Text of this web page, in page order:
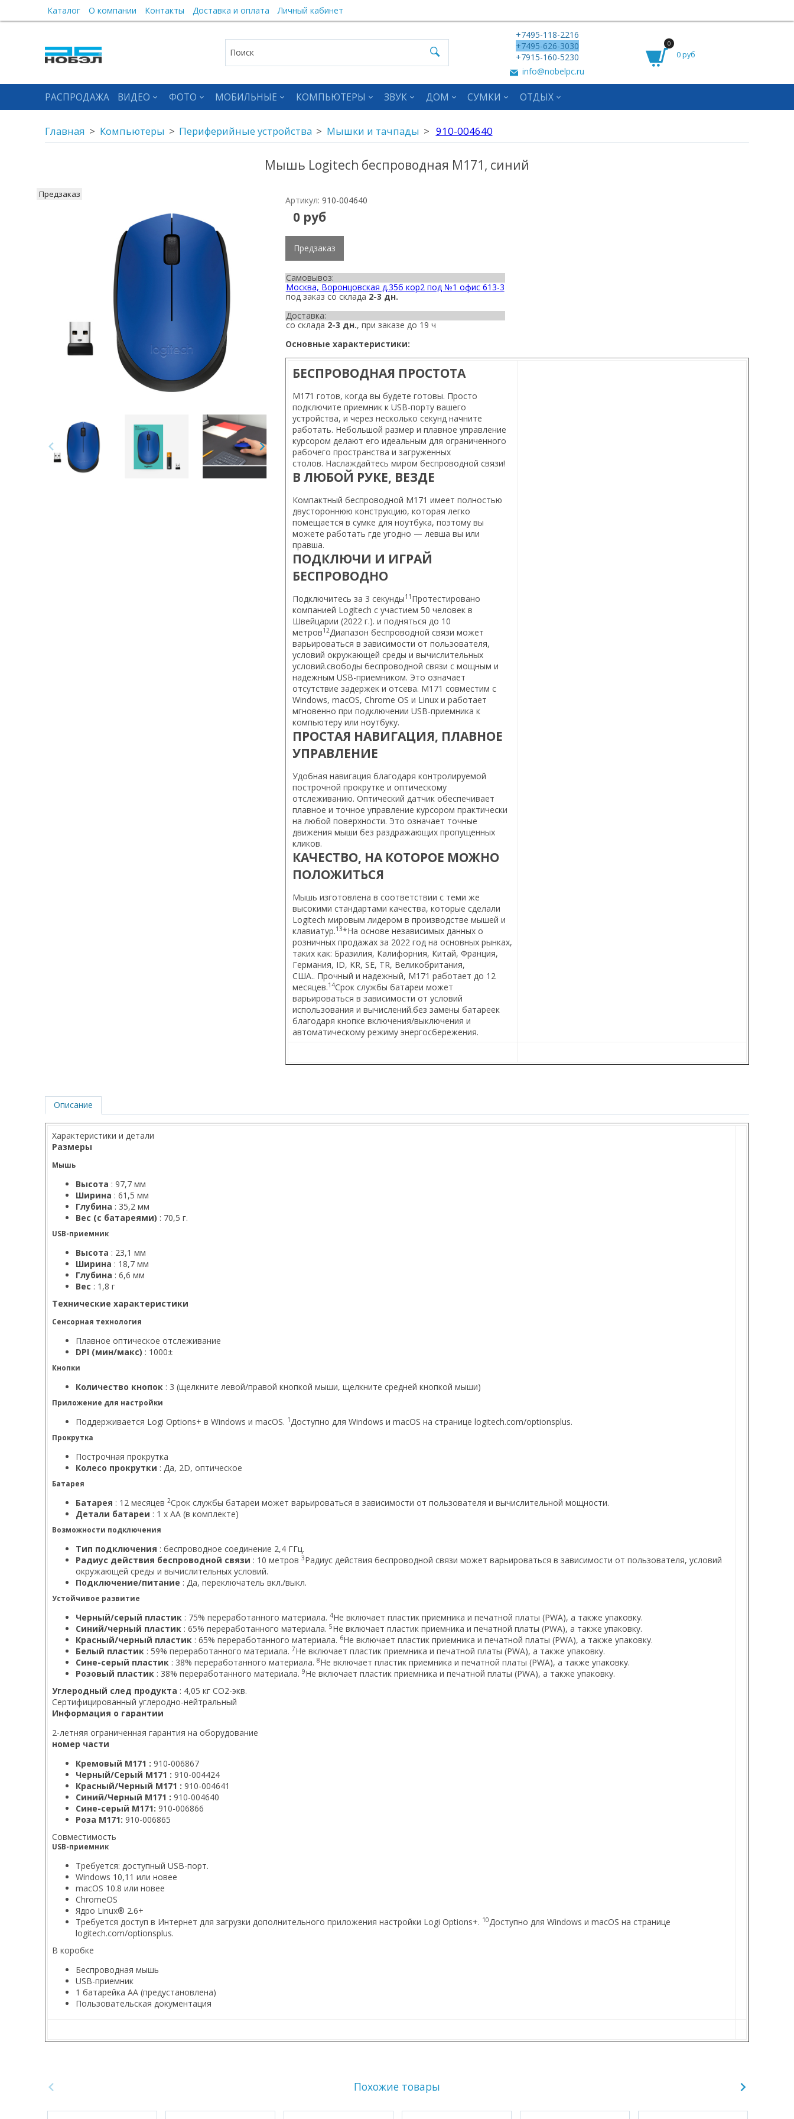
Каталог О компании Контакты Доставка и оплата Личный кабинет
+7495-118-2216
+7495-626-3030
+7915-160-5230
info@nobelpc.ru
0
0 руб
РАСПРОДАЖА ВИДЕО ФОТО МОБИЛЬНЫЕ КОМПЬЮТЕРЫ ЗВУК ДОМ СУМКИ ОТДЫХ
Главная Компьютеры Периферийные устройства Мышки и тачпады 910-004640
Мышь Logitech беспроводная M171, синий
Предзаказ
Артикул: 910-004640
0 руб
Предзаказ
Самовывоз:
Москва, Воронцовская д.35б кор2 под №1 офис 613-3
под заказ со склада 2-3 дн.
Доставка:
со склада 2-3 дн., при заказе до 19 ч
Основные характеристики:
БЕСПРОВОДНАЯ ПРОСТОТА
M171 готов, когда вы будете готовы. Просто
подключите приемник к USB-порту вашего
устройства, и через несколько секунд начните
работать. Небольшой размер и плавное управление
курсором делают его идеальным для ограниченного
рабочего пространства и загруженных
столов. Наслаждайтесь миром беспроводной связи!
В ЛЮБОЙ РУКЕ, ВЕЗДЕ
Компактный беспроводной M171 имеет полностью
двустороннюю конструкцию, которая легко
помещается в сумке для ноутбука, поэтому вы
можете работать где угодно — левша вы или
правша.
ПОДКЛЮЧИ И ИГРАЙ
БЕСПРОВОДНО
Подключитесь за 3 секунды11 Протестировано
компанией Logitech с участием 50 человек в
Швейцарии (2022 г.). и подняться до 10
метров12Диапазон беспроводной связи может
варьироваться в зависимости от пользователя,
условий окружающей среды и вычислительных
условий.свободы беспроводной связи с мощным и
надежным USB-приемником. Это означает
отсутствие задержек и отсева. M171 совместим с
Windows, macOS, Chrome OS и Linux и работает
мгновенно при подключении USB-приемника к
компьютеру или ноутбуку.
ПРОСТАЯ НАВИГАЦИЯ, ПЛАВНОЕ
УПРАВЛЕНИЕ
Удобная навигация благодаря контролируемой
построчной прокрутке и оптическому
отслеживанию. Оптический датчик обеспечивает
плавное и точное управление курсором практически
на любой поверхности. Это означает точные
движения мыши без раздражающих пропущенных
кликов.
КАЧЕСТВО, НА КОТОРОЕ МОЖНО
ПОЛОЖИТЬСЯ
Мышь изготовлена ​​в соответствии с теми же
высокими стандартами качества, которые сделали
Logitech мировым лидером в производстве мышей и
клавиатур.13*На основе независимых данных о
розничных продажах за 2022 год на основных рынках,
таких как: Бразилия, Калифорния, Китай, Франция,
Германия, ID, KR, SE, TR, Великобритания,
США.. Прочный и надежный, M171 работает до 12
месяцев.14Срок службы батареи может
варьироваться в зависимости от условий
использования и вычислений.без замены батареек
благодаря кнопке включения/выключения и
автоматическому режиму энергосбережения.
Описание
Характеристики и детали
Размеры
Мышь
Высота : 97,7 мм
Ширина : 61,5 мм
Глубина : 35,2 мм
Вес (с батареями) : 70,5 г.
USB-приемник
Высота : 23,1 мм
Ширина : 18,7 мм
Глубина : 6,6 мм
Вес : 1,8 г
Технические характеристики
Сенсорная технология
Плавное оптическое отслеживание
DPI (мин/макс) : 1000±
Кнопки
Количество кнопок : 3 (щелкните левой/правой кнопкой мыши, щелкните средней кнопкой мыши)
Приложение для настройки
Поддерживается Logi Options+ в Windows и macOS. 1Доступно для Windows и macOS на странице logitech.com/optionsplus.
Прокрутка
Построчная прокрутка
Колесо прокрутки : Да, 2D, оптическое
Батарея
Батарея : 12 месяцев 2Срок службы батареи может варьироваться в зависимости от пользователя и вычислительной мощности.
Детали батареи : 1 х АА (в комплекте)
Возможности подключения
Тип подключения : беспроводное соединение 2,4 ГГц.
Радиус действия беспроводной связи : 10 метров 3Радиус действия беспроводной связи может варьироваться в зависимости от пользователя, условий
окружающей среды и вычислительных условий.
Подключение/питание : Да, переключатель вкл./выкл.
Устойчивое развитие
Черный/серый пластик : 75% переработанного материала. 4Не включает пластик приемника и печатной платы (PWA), а также упаковку.
Синий/черный пластик : 65% переработанного материала. 5Не включает пластик приемника и печатной платы (PWA), а также упаковку.
Красный/черный пластик : 65% переработанного материала. 6Не включает пластик приемника и печатной платы (PWA), а также упаковку.
Белый пластик : 59% переработанного материала. 7Не включает пластик приемника и печатной платы (PWA), а также упаковку.
Сине-серый пластик : 38% переработанного материала. 8Не включает пластик приемника и печатной платы (PWA), а также упаковку.
Розовый пластик : 38% переработанного материала. 9Не включает пластик приемника и печатной платы (PWA), а также упаковку.
Углеродный след продукта : 4,05 кг CO2-экв.
Сертифицированный углеродно-нейтральный
Информация о гарантии
2-летняя ограниченная гарантия на оборудование
номер части
Кремовый M171 : 910-006867
Черный/Серый M171 : 910-004424
Красный/Черный M171 : 910-004641
Синий/Черный M171 : 910-004640
Сине-серый M171: 910-006866
Роза М171: 910-006865
Совместимость
USB-приемник
Требуется: доступный USB-порт.
Windows 10,11 или новее
macOS 10.8 или новее
ChromeOS
Ядро Linux® 2.6+
Требуется доступ в Интернет для загрузки дополнительного приложения настройки Logi Options+. 10Доступно для Windows и macOS на странице
logitech.com/optionsplus.
В коробке
Беспроводная мышь
USB-приемник
1 батарейка АА (предустановлена)
Пользовательская документация
Похожие товары